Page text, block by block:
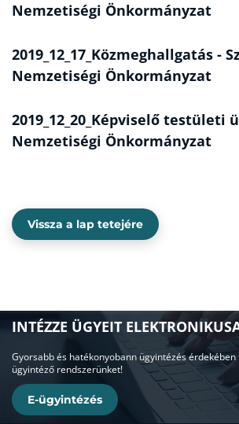
Nemzetiségi Önkormányzat
2019_12_17_Közmeghallgatás -
Nemzetiségi Önkormányzat
2019_12_20_Képviselő testületi
Nemzetiségi Önkormányzat
Vissza a lap tetejére
INTÉZZE ÜGYEIT
Gyorsabb és hatékonyobann ügyintézés
ügyintéző rendszerünket!
E-ügyintézés